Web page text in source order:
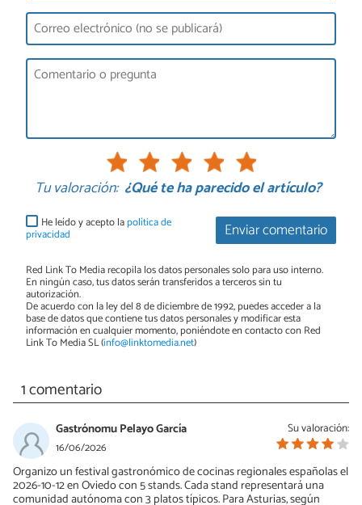
Tu valoración: ¿Qué te ha parecido el artículo?
Enviar comentario
He leído y acepto lapolítica de
privacidad
Red Link To Media recopila los datos personales solo para uso interno.
En ningún caso, tus datos serán transferidos a terceros sin tu
autorización.
De acuerdo con la ley del 8 de diciembre de 1992, puedes acceder a la
base de datos que contiene tus datos personales y modificar esta
información en cualquier momento, poniéndote en contacto con Red
Link To Media SL (info@linktomedia.net)
1 comentario
Su valoración:
Gastrónomu Pelayo García
16/06/2026
Organizo un festival gastronómico de cocinas regionales españolas el
2026-10-12 en Oviedo con 5 stands. Cada stand representará una
comunidad autónoma con 3 platos típicos. Para Asturias, según